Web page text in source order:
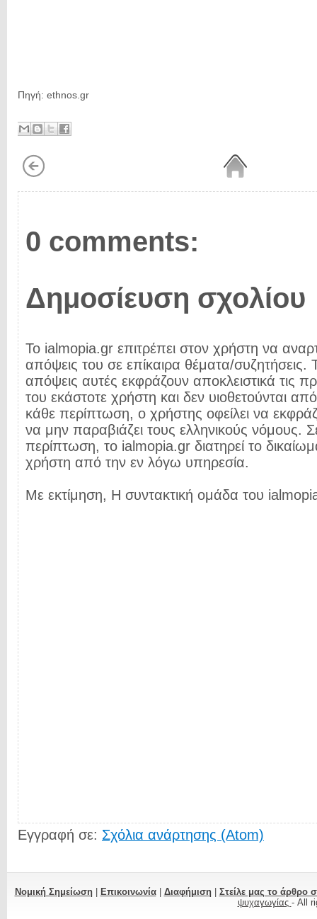
Πηγή: ethnos.gr
0 comments:
Δημοσίευση σχολίου
Το ialmopia.gr επιτρέπει στον χρήστη να
απόψεις του σε επίκαιρα θέματα/συζητήσεις.
απόψεις αυτές εκφράζουν αποκλειστικά τις
του εκάστοτε χρήστη και δεν υιοθετούνται
κάθε περίπτωση, ο χρήστης οφείλει να
να μην παραβιάζει τους ελληνικούς νόμους.
περίπτωση, το ialmopia.gr διατηρεί το
χρήστη από την εν λόγω υπηρεσία.
Με εκτίμηση, Η συντακτική ομάδα του
Εγγραφή σε: Σχόλια ανάρτησης (Atom)
Νομική Σημείωση| Επικοινωνία| Διαφήμιση| Στείλε μας το άρθρο
ψυχαγωγίας - All